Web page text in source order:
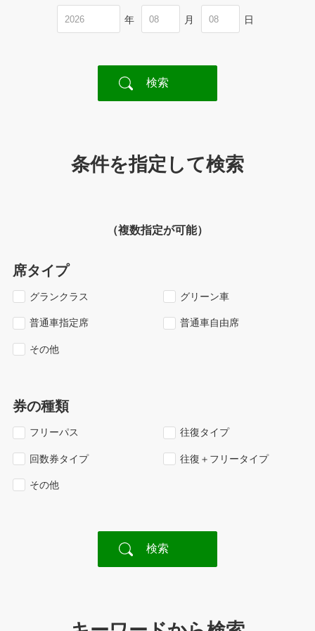
年 月 日
条件を指定して検索
（複数指定が可能）
席タイプ
グランクラス グリーン車
普通車指定席 普通車自由席
その他
券の種類
フリーパス 往復タイプ
回数券タイプ 往復＋フリータイプ
その他